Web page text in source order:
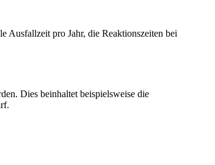
Ausfallzeit pro Jahr, die Reaktionszeiten bei
Dies beinhaltet beispielsweise die